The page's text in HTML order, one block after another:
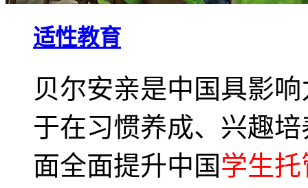
适性教育
贝尔安亲是中国具影
于在习惯养成、兴趣
面全面提升中国学生托